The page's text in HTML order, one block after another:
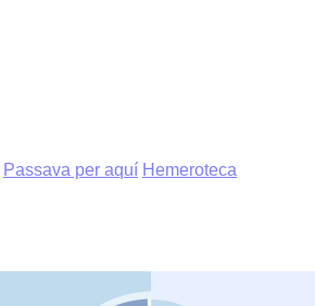
Passava per aquí Hemeroteca